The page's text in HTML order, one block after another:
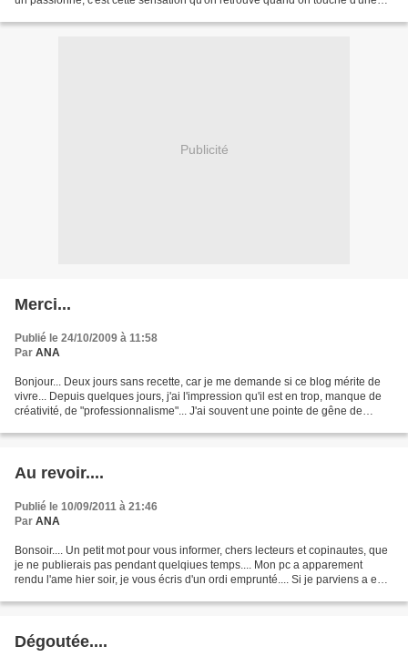
Publicité
Merci...
Publié le 24/10/2009 à 11:58
Par ANA
Bonjour... Deux jours sans recette, car je me demande si ce blog mérite de
vivre... Depuis quelques jours, j'ai l'impression qu'il est en trop, manque de
créativité, de "professionnalisme"... J'ai souvent une pointe de gêne de
Au revoir....
Publié le 10/09/2011 à 21:46
Par ANA
Bonsoir.... Un petit mot pour vous informer, chers lecteurs et copinautes, que
je ne publierais pas pendant quelqiues temps.... Mon pc a apparement
rendu l'ame hier soir, je vous écris d'un ordi emprunté.... Si je parviens a en
Dégoutée....